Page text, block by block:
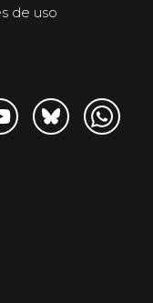
de uso